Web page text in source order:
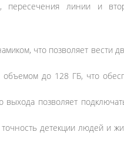
пересечения линии и
что позволяет вести
объемом до 128 ГБ, что
позволяет
детекции людей и